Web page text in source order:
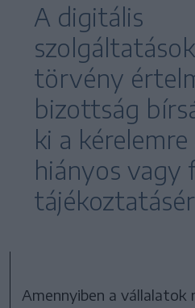
A digitális
törvény
bizottság
ki a
hiányos vagy
Amennyiben a vállalatok